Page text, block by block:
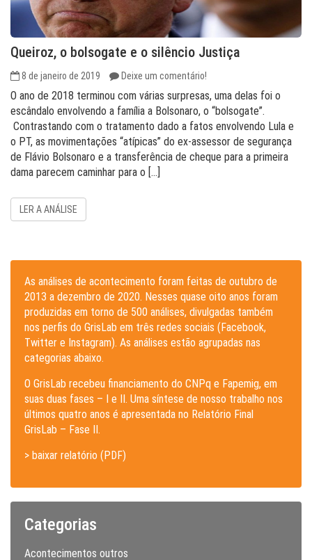
Queiroz, o bolsogate e o silêncio Justiça
8 de janeiro de 2019 Deixe um comentário!
O ano de 2018 terminou com várias surpresas, uma delas foi o
escândalo envolvendo a família a Bolsonaro, o “bolsogate”.
Contrastando com o tratamento dado a fatos envolvendo Lula e
o PT, as movimentações “atípicas” do ex-assessor de segurança
de Flávio Bolsonaro e a transferência de cheque para a primeira
dama parecem caminhar para o […]
LER A ANÁLISE
As análises de acontecimento foram feitas de outubro de
2013 a dezembro de 2020. Nesses quase oito anos foram
produzidas em torno de 500 análises, divulgadas também
nos perfis do GrisLab em três redes sociais (Facebook,
Twitter e Instagram). As análises estão agrupadas nas
categorias abaixo.
O GrisLab recebeu financiamento do CNPq e Fapemig, em
suas duas fases – I e II. Uma síntese de nosso trabalho nos
últimos quatro anos é apresentada no Relatório Final
GrisLab – Fase II.
> baixar relatório (PDF)
Categorias
Acontecimentos outros